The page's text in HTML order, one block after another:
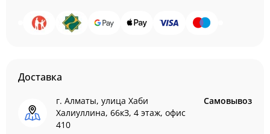
Доставка
г. Алматы, улица Хаби
Халиуллина, 66кЗ, 4 этаж, офис
410
Самовывоз